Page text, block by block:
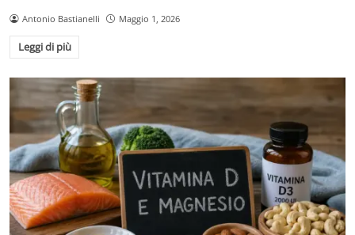
Antonio Bastianelli Maggio 1, 2026
Leggi di più